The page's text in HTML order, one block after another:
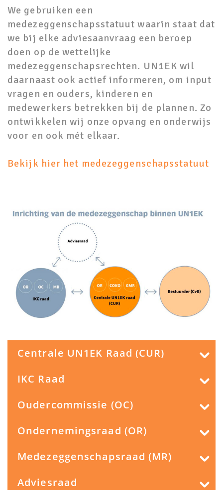
We gebruiken een
medezeggenschapsstatuut waarin staat dat
we bij elke adviesaanvraag een beroep
doen op de wettelijke
medezeggenschapsrechten. UN1EK wil
daarnaast ook actief informeren, om input
vragen en ouders, kinderen en
medewerkers betrekken bij de plannen. Zo
ontwikkelen wij onze opvang en onderwijs
voor en ook mét elkaar.
Bekijk hier het medezeggenschapsstatuut
Centrale UN1EK Raad (CUR)
IKC Raad
Oudercommissie (OC)
Ondernemingsraad (OR)
Medezeggenschapsraad (MR)
Adviesraad